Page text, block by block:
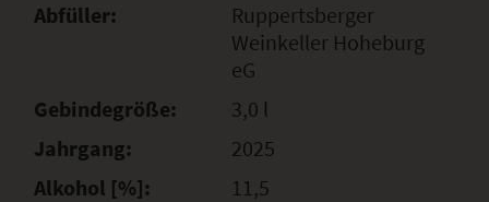
Abfüller:
Ruppertsberger
Weinkeller Hoheburg
eG
Gebindegröße:
3,0 l
Jahrgang:
2025
Alkohol [%]:
11,5